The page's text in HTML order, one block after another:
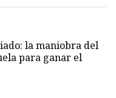
la maniobra del
para ganar el